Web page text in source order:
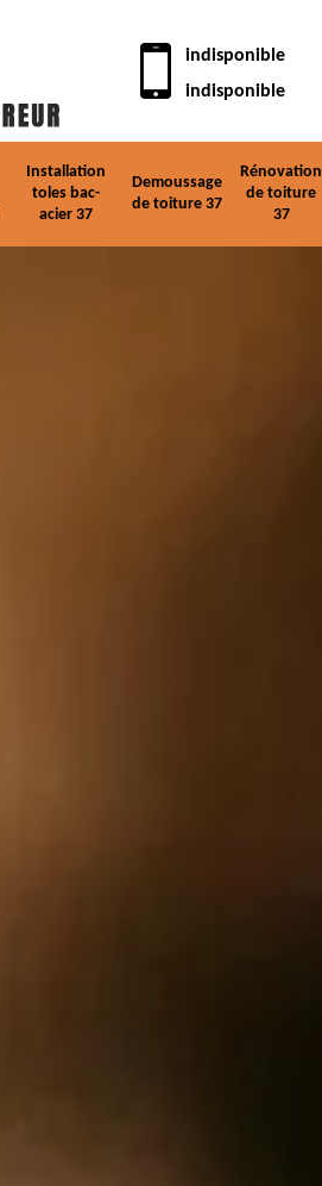
indisponible
indisponible
Installation
toles bac-
acier 37
Demoussage
de toiture 37
Rénovation
de toiture
37